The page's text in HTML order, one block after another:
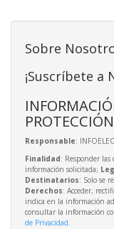
Sobre
¡Suscríbete a
Responsable:
Finalidad: Responder
información solicitada;
Destinatarios: Solo se
Derechos: Acceder,
indica en la información
consultar la información
de Privacidad.